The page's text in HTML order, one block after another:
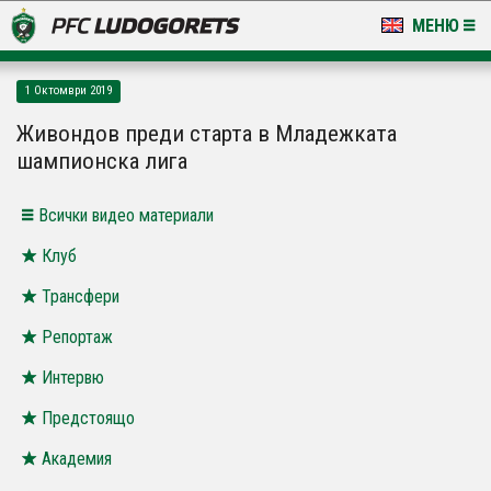
МЕНЮ
LUDOGORETS TV
НА ТЕРЕНА
СТАДИОН & БАЗИ
1 Октомври 2019
Живондов преди старта в Младежката
шампионска лига
Всички видео материали
Клуб
Трансфери
Репортаж
Интервю
Предстоящо
Академия